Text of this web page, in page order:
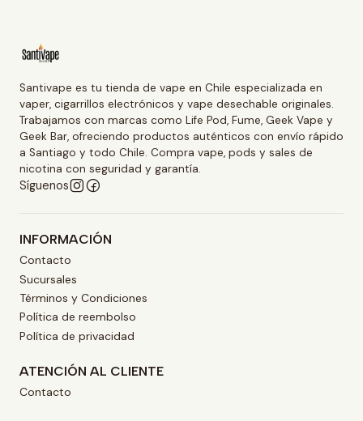
Santivape es tu tienda de vape en Chile especializada en
vaper, cigarrillos electrónicos y vape desechable originales.
Trabajamos con marcas como Life Pod, Fume, Geek Vape y
Geek Bar, ofreciendo productos auténticos con envío rápido
a Santiago y todo Chile. Compra vape, pods y sales de
nicotina con seguridad y garantía.
Síguenos
INFORMACIÓN
Contacto
Sucursales
Términos y Condiciones
Política de reembolso
Política de privacidad
ATENCIÓN AL CLIENTE
Contacto